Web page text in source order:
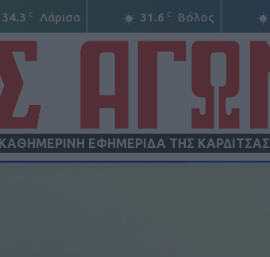
34.3 C Λάρισα 31.6 C Βόλος
ΕΦΗΜΕΡΙΔΑ ΤΗΣ ΚΑΡΔΙΤΣΑΣ